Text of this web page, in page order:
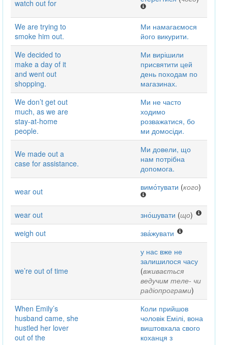
watch out for
We are trying to
smoke him out.
Ми намагаємося
його викурити.
We decided to
make a day of it
and went out
shopping.
Ми вирішили
присвятити цей
день походам по
магазинах.
We don’t get out
much, as we are
stay-at-home
people.
Ми не часто
ходимо
розважатися, бо
ми домосіди.
We made out a
case for assistance.
Ми довели, що
нам потрібна
допомога.
wear out вимо́тувати (кого)
wear out зно́шувати (що)
weigh out
зва́жувати
we’re out of time
у нас вже не
залишилося часу
(вживається
ведучим теле- чи
радіопрограми)
When Emily’s
husband came, she
hustled her lover
out of the
Коли прийшов
чоловік Емілі, вона
виштовхала свого
коханця з